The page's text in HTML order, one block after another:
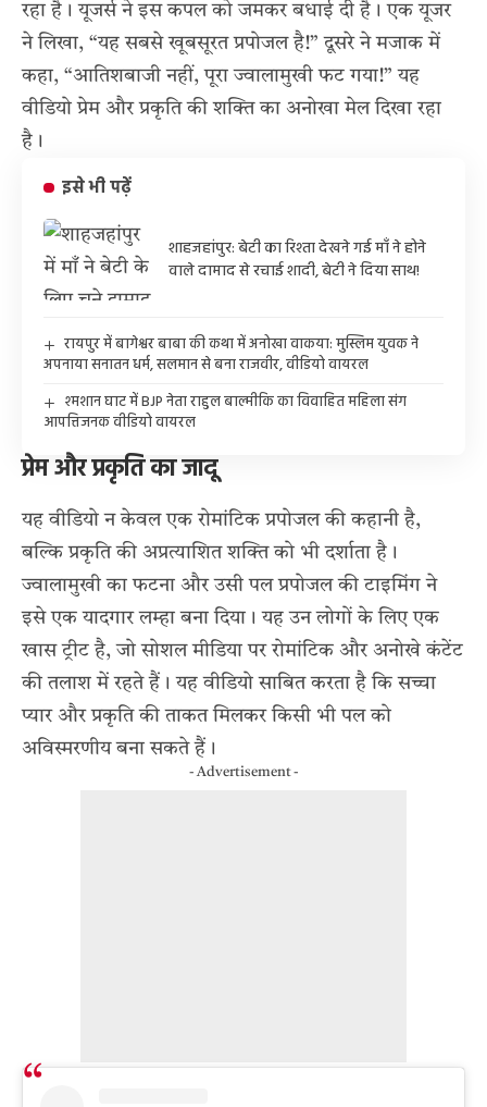
रहा है। यूजर्स ने इस कपल को जमकर बधाई दी है। एक यूजर
ने लिखा, “यह सबसे खूबसूरत प्रपोजल है!” दूसरे ने मजाक में
कहा, “आतिशबाजी नहीं, पूरा ज्वालामुखी फट गया!” यह
वीडियो प्रेम और प्रकृति की शक्ति का अनोखा मेल दिखा रहा
है।
इसे भी पढ़ें
शाहजहांपुर: बेटी का रिश्ता देखने गई माँ ने होने
वाले दामाद से रचाई शादी, बेटी ने दिया साथ!
रायपुर में बागेश्वर बाबा की कथा में अनोखा वाकया: मुस्लिम युवक ने
अपनाया सनातन धर्म, सलमान से बना राजवीर, वीडियो वायरल
श्मशान घाट में BJP नेता राहुल बाल्मीकि का विवाहित महिला संग
आपत्तिजनक वीडियो वायरल
प्रेम और प्रकृति का जादू
यह वीडियो न केवल एक रोमांटिक प्रपोजल की कहानी है,
बल्कि प्रकृति की अप्रत्याशित शक्ति को भी दर्शाता है।
ज्वालामुखी का फटना और उसी पल प्रपोजल की टाइमिंग ने
इसे एक यादगार लम्हा बना दिया। यह उन लोगों के लिए एक
खास ट्रीट है, जो सोशल मीडिया पर रोमांटिक और अनोखे कंटेंट
की तलाश में रहते हैं। यह वीडियो साबित करता है कि सच्चा
प्यार और प्रकृति की ताकत मिलकर किसी भी पल को
अविस्मरणीय बना सकते हैं।
- Advertisement -